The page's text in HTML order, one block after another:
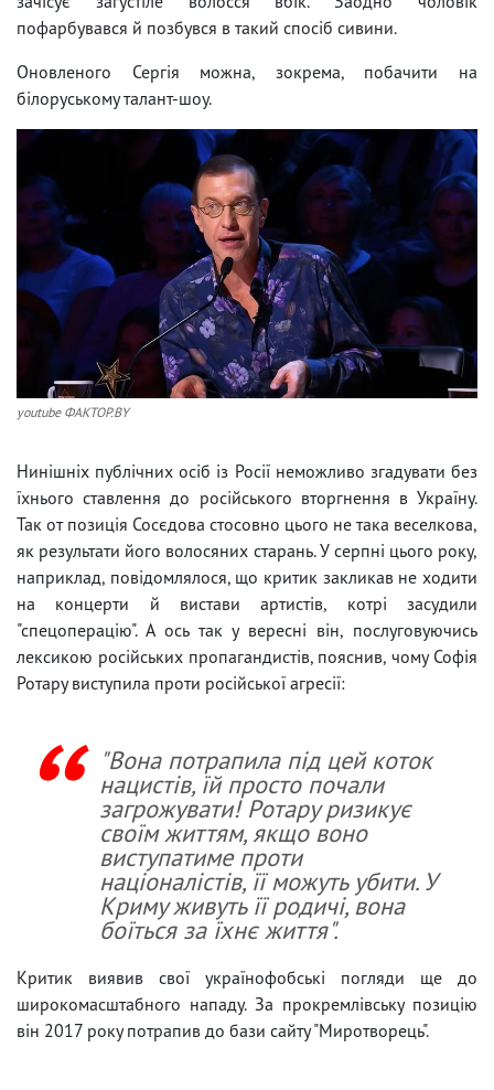
пофарбувався й позбувся в такий спосіб сивини.
Оновленого Сергія можна, зокрема, побачити на
білоруському талант-шоу.
youtube ФАКТОР.BY
Нинішніх публічних осіб із Росії неможливо згадувати без
їхнього ставлення до російського вторгнення в Україну.
Так от позиція Сосєдова стосовно цього не така веселкова,
як результати його волосяних старань. У серпні цього року,
наприклад, повідомлялося, що критик закликав не ходити
на концерти й вистави артистів, котрі засудили
"спецоперацію". А ось так у вересні він, послуговуючись
лексикою російських пропагандистів, пояснив, чому Софія
Ротару виступила проти російської агресії:
"Вона потрапила під цей коток
нацистів, їй просто почали
загрожувати! Ротару ризикує
своїм життям, якщо воно
виступатиме проти
націоналістів, її можуть убити. У
Криму живуть її родичі, вона
боїться за їхнє життя".
Критик виявив свої українофобські погляди ще до
широкомасштабного нападу. За прокремлівську позицію
він 2017 року потрапив до бази сайту "Миротворець".